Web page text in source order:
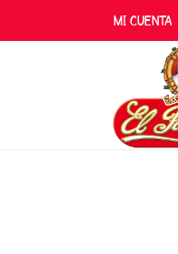
MI CUENTA